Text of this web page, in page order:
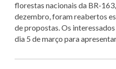
florestas nacionais da BR-
dezembro, foram reabertos
de propostas. Os
dia 5 de março para